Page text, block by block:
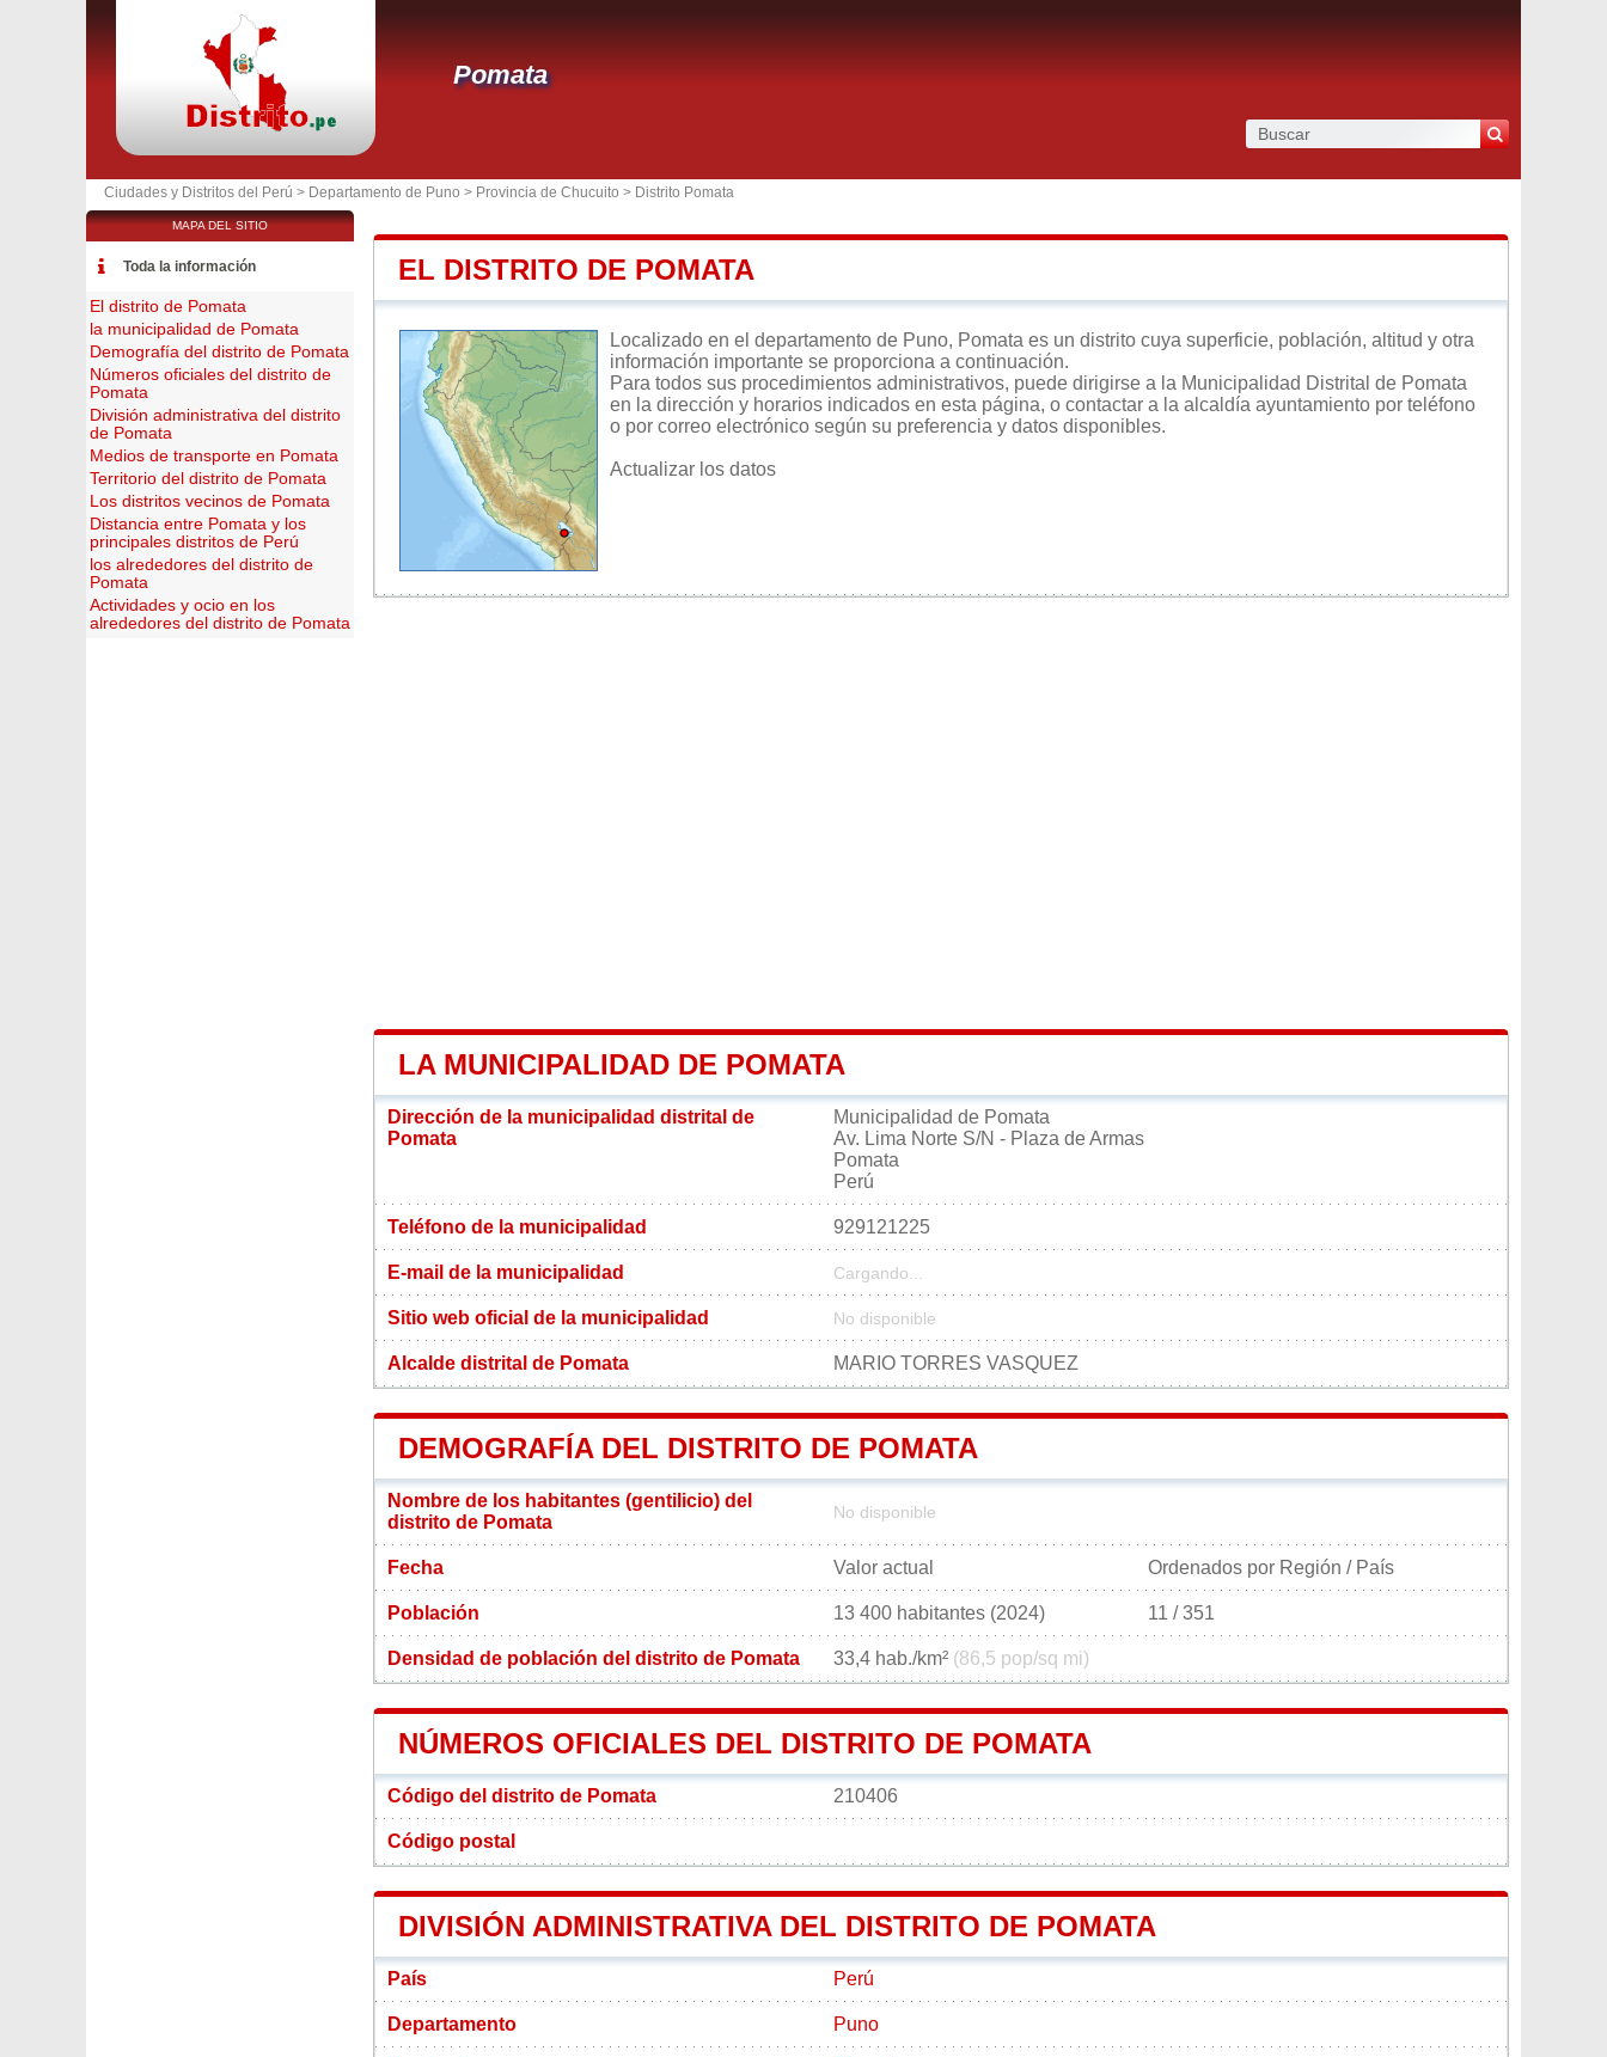
Pomata
Ciudades y Distritos del Perú > Departamento de Puno > Provincia de Chucuito > Distrito Pomata
EL DISTRITO DE POMATA
Localizado en el departamento de Puno, Pomata es un distrito cuya superficie, población, altitud y otra
información importante se proporciona a continuación.
Para todos sus procedimientos administrativos, puede dirigirse a la Municipalidad Distrital de Pomata
en la dirección y horarios indicados en esta página, o contactar a la alcaldía ayuntamiento por teléfono
o por correo electrónico según su preferencia y datos disponibles.
Actualizar los datos
LA MUNICIPALIDAD DE POMATA
Dirección de la municipalidad distrital de
Pomata
Municipalidad de Pomata
Av. Lima Norte S/N - Plaza de Armas
Pomata
Perú
Teléfono de la municipalidad 929121225
E-mail de la municipalidad Cargando...
Sitio web oficial de la municipalidad No disponible
Alcalde distrital de Pomata MARIO TORRES VASQUEZ
DEMOGRAFÍA DEL DISTRITO DE POMATA
Nombre de los habitantes (gentilicio) del
distrito de Pomata
No disponible
Fecha Valor actual Ordenados por Región / País
Población 13 400 habitantes (2024) 11 / 351
Densidad de población del distrito de Pomata 33,4 hab./km² (86,5 pop/sq mi)
NÚMEROS OFICIALES DEL DISTRITO DE POMATA
Código del distrito de Pomata 210406
Código postal
DIVISIÓN ADMINISTRATIVA DEL DISTRITO DE POMATA
País Perú
Departamento Puno
MAPA DEL SITIO
Toda la información
El distrito de Pomata
la municipalidad de Pomata
Demografía del distrito de Pomata
Números oficiales del distrito de
Pomata
División administrativa del distrito
de Pomata
Medios de transporte en Pomata
Territorio del distrito de Pomata
Los distritos vecinos de Pomata
Distancia entre Pomata y los
principales distritos de Perú
los alrededores del distrito de
Pomata
Actividades y ocio en los
alrededores del distrito de Pomata